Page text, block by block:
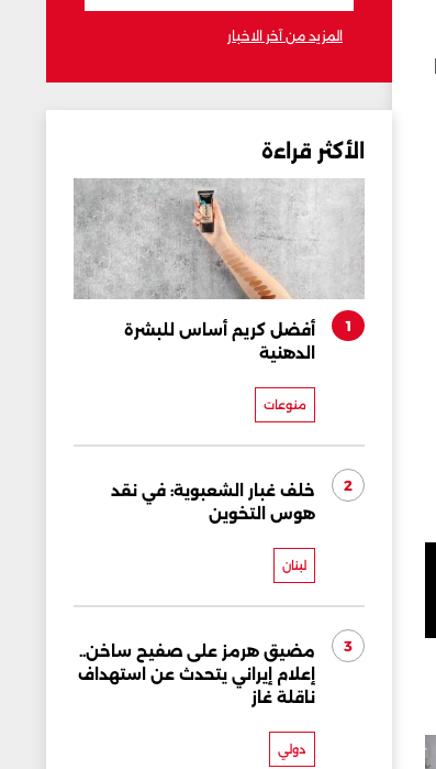
المزيد من آخر الاخبار
الأكثر قراءة
1
أفضل كريم أساس للبشرة
الدهنية
منوعات
2
خلف غبار الشعبوية: في نقد
هوس التخوين
لبنان
3
مضيق هرمز على صفيح ساخن..
إعلام إيراني يتحدث عن استهداف
ناقلة غاز
دولي